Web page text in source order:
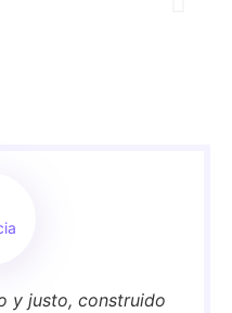
y justo, construido